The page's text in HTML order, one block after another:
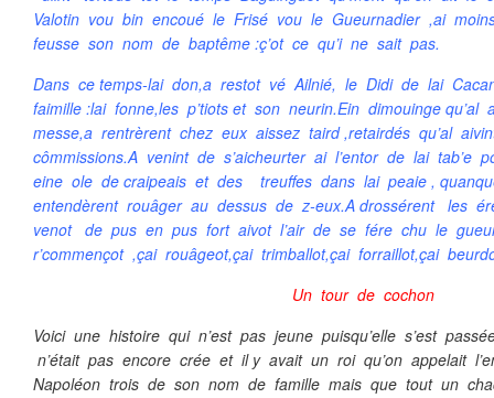
Valotin vou bin encoué le Frisé vou le Gueurnadier ,ai
feusse son nom de baptême :ç’ot ce qu’i ne sait pas.
Dans ce temps-lai don,a restot vé Ailnié, le Didi de lai
faimille :lai fonne,les p’tiots et son neurin.Ein dimouinge
messe,a rentrèrent chez eux aissez taird ,retairdés qu’al
cômmissions.A venint de s’aicheurter ai l’entor de lai tab’e
eine ole de craipeais et des treuffes dans lai peaie ,
entendèrent rouâger au dessus de z-eux.A drossérent les
venot de pus en pus fort aivot l’air de se fére chu le
r’commençot ,çai rouâgeot,çai trimballot,çai forraillot,çai
Un tour de cochon
Voici une histoire qui n’est pas jeune puisqu’elle s’est
n’était pas encore crée et il y avait un roi qu’on appelait
Napoléon trois de son nom de famille mais que tout un